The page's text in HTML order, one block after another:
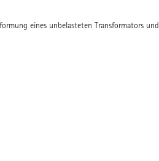
eines unbelasteten Transformators und